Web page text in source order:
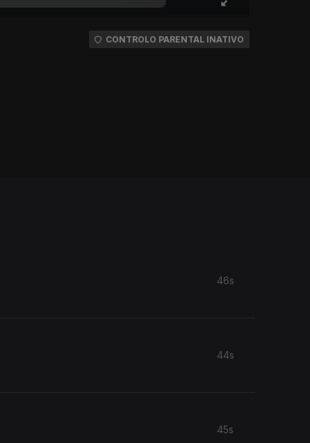
CONTROLO PARENTAL INATIVO
46s
44s
45s